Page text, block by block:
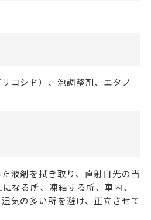
コシド）、泡調整剤、エタノ
液剤を拭き取り、直射日光の当
なる所、凍結する所、車内、
気の多い所を避け、正立させて